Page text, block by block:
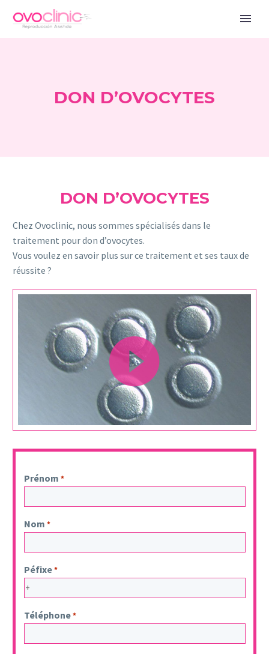
DON D’OVOCYTES
DON D’OVOCYTES
Chez Ovoclinic, nous sommes spécialisés dans le
traitement pour don d’ovocytes.
Vous voulez en savoir plus sur ce traitement et ses taux de
réussite ?
Lecteur
vidéo
Prénom *
Nom *
Péfixe*
Téléphone*